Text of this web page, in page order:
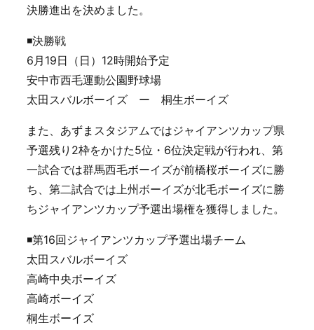
決勝進出を決めました。
◾️決勝戦
6月19日（日）12時開始予定
安中市西毛運動公園野球場
太田スバルボーイズ ー 桐生ボーイズ
また、あずまスタジアムではジャイアンツカップ県
予選残り2枠をかけた5位・6位決定戦が行われ、第
一試合では群馬西毛ボーイズが前橋桜ボーイズに勝
ち、第二試合では上州ボーイズが北毛ボーイズに勝
ちジャイアンツカップ予選出場権を獲得しました。
◾️第16回ジャイアンツカップ予選出場チーム
太田スバルボーイズ
高崎中央ボーイズ
高崎ボーイズ
桐生ボーイズ